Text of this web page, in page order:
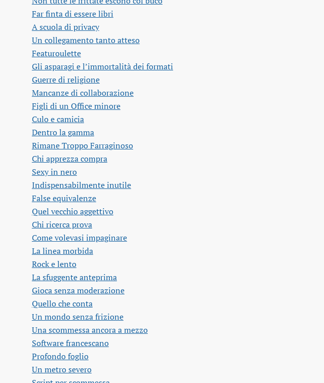
Far finta di essere libri
A scuola di privacy
Un collegamento tanto atteso
Featuroulette
Gli asparagi e l’immortalità dei formati
Guerre di religione
Mancanze di collaborazione
Figli di un Office minore
Culo e camicia
Dentro la gamma
Rimane Troppo Farraginoso
Chi apprezza compra
Sexy in nero
Indispensabilmente inutile
False equivalenze
Quel vecchio aggettivo
Chi ricerca prova
Come volevasi impaginare
La linea morbida
Rock e lento
La sfuggente anteprima
Gioca senza moderazione
Quello che conta
Un mondo senza frizione
Una scommessa ancora a mezzo
Software francescano
Profondo foglio
Un metro severo